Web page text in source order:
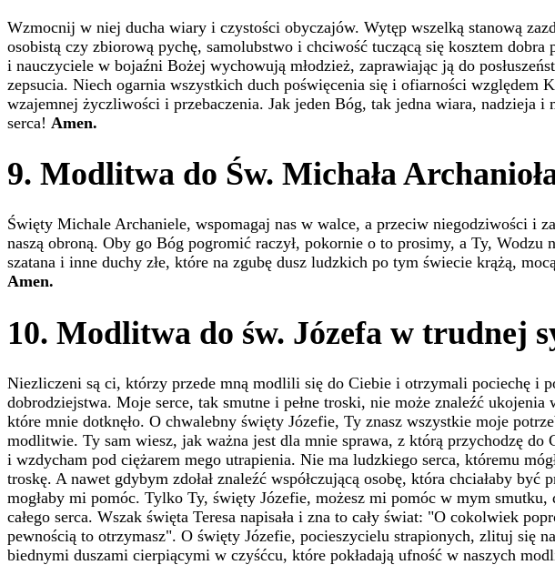
Wzmocnij w niej ducha wiary i czystości obyczajów. Wytęp wszelką stanową
osobistą czy zbiorową pychę, samolubstwo i chciwość tuczącą się kosztem dobra
i nauczyciele w bojaźni Bożej wychowują młodzież, zaprawiając ją do
zepsucia. Niech ogarnia wszystkich duch poświęcenia się i ofiarności względem
wzajemnej życzliwości i przebaczenia. Jak jeden Bóg, tak jedna wiara, nadzieja i
serca! Amen.
9. Modlitwa do Św. Michała
Święty Michale Archaniele, wspomagaj nas w walce, a przeciw niegodziwości i
naszą obroną. Oby go Bóg pogromić raczył, pokornie o to prosimy, a Ty, Wodzu
szatana i inne duchy złe, które na zgubę dusz ludzkich po tym świecie krążą,
Amen.
10. Modlitwa do św. Józefa w trudnej
Niezliczeni są ci, którzy przede mną modlili się do Ciebie i otrzymali pociechę i
dobrodziejstwa. Moje serce, tak smutne i pełne troski, nie może znaleźć ukojenia
które mnie dotknęło. O chwalebny święty Józefie, Ty znasz wszystkie moje
modlitwie. Ty sam wiesz, jak ważna jest dla mnie sprawa, z którą przychodzę do
i wzdycham pod ciężarem mego utrapienia. Nie ma ludzkiego serca, któremu
troskę. A nawet gdybym zdołał znaleźć współczującą osobę, która chciałaby być
mogłaby mi pomóc. Tylko Ty, święty Józefie, możesz mi pomóc w mym smutku,
całego serca. Wszak święta Teresa napisała i zna to cały świat: "O cokolwiek
pewnością to otrzymasz". O święty Józefie, pocieszycielu strapionych, zlituj się
biednymi duszami cierpiącymi w czyśćcu, które pokładają ufność w naszych